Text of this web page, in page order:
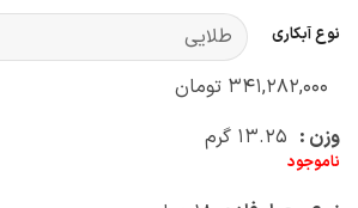
نوع آبکاری
۳۴۱,۲۸۲,۰۰۰ تومان
وزن : ۱۳.۲۵ گرم
ناموجود